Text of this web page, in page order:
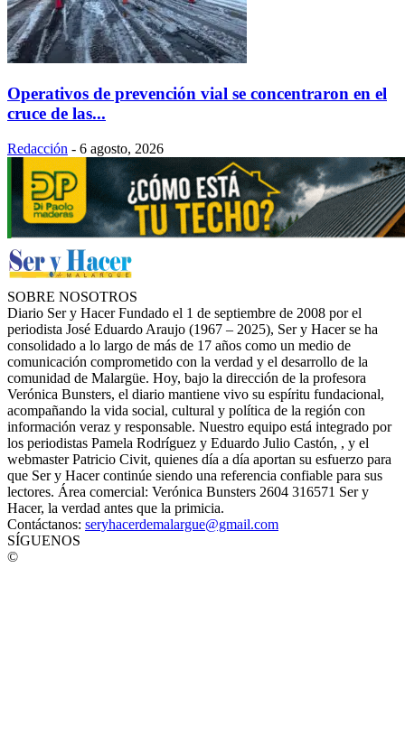
Operativos de prevención vial se concentraron en el
cruce de las...
Redacción - 6 agosto, 2026
SOBRE NOSOTROS
Diario Ser y Hacer Fundado el 1 de septiembre de 2008 por el
periodista José Eduardo Araujo (1967 – 2025), Ser y Hacer se ha
consolidado a lo largo de más de 17 años como un medio de
comunicación comprometido con la verdad y el desarrollo de la
comunidad de Malargüe. Hoy, bajo la dirección de la profesora
Verónica Bunsters, el diario mantiene vivo su espíritu fundacional,
acompañando la vida social, cultural y política de la región con
información veraz y responsable. Nuestro equipo está integrado por
los periodistas Pamela Rodríguez y Eduardo Julio Castón, , y el
webmaster Patricio Civit, quienes día a día aportan su esfuerzo para
que Ser y Hacer continúe siendo una referencia confiable para sus
lectores. Área comercial: Verónica Bunsters 2604 316571 Ser y
Hacer, la verdad antes que la primicia.
Contáctanos: seryhacerdemalargue@gmail.com
SÍGUENOS
©